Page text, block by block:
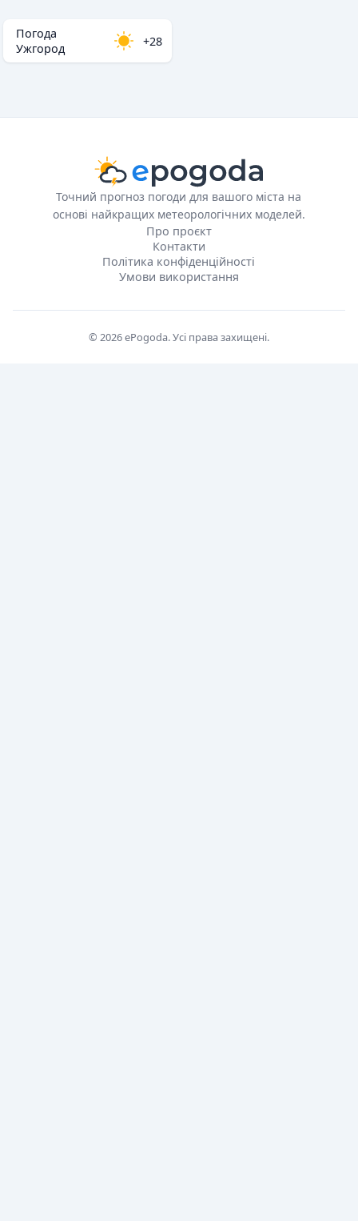
Погода
Ужгород
+28
Точний прогноз погоди для вашого міста на
основі найкращих метеорологічних моделей.
Про проєкт
Контакти
Політика конфіденційності
Умови використання
© 2026 ePogoda. Усі права захищені.